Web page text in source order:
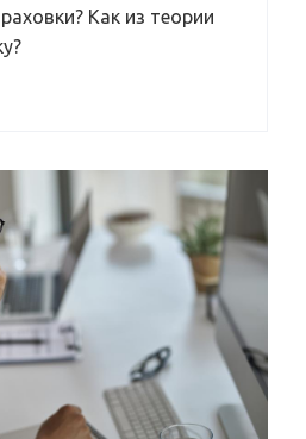
Как из теории